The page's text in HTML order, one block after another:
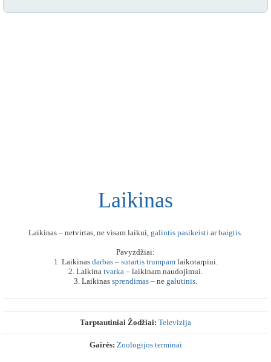
Laikinas
Laikinas – netvirtas, ne visam laikui, galintis pasikeisti arbaigtis.
Pavyzdžiai:
1. Laikinas darbas– sutartis trumpamlaikotarpiui.
2. Laikina tvarka – laikinam naudojimui.
3. Laikinas sprendimas – ne galutinis.
Tarptautiniai Žodžiai: Televizija
Gairės: Zoologijos terminai